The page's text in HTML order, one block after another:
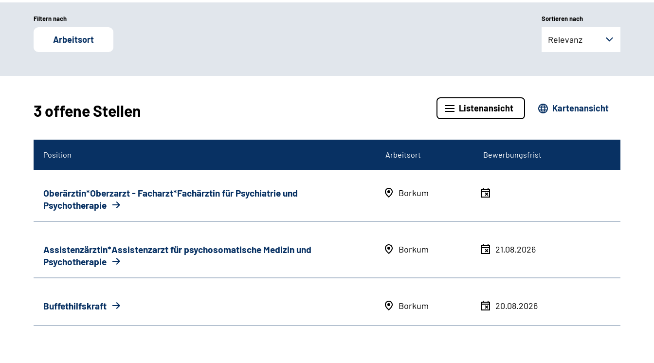
Filtern nach
Arbeitsort
Sortieren nach
Relevanz
3 offene Stellen Listenansicht Kartenansicht
Position Arbeitsort Bewerbungsfrist
Oberärztin*Oberzarzt - Facharzt*Fachärztin für Psychiatrie und
Psychotherapie
Borkum
Assistenzärztin*Assistenzarzt für psychosomatische Medizin und
Psychotherapie
Borkum 21.08.2026
Buffethilfskraft Borkum 20.08.2026